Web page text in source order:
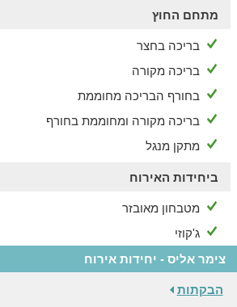
מתחם החוץ
בריכה בחצר
בריכה מקורה
בחורף הבריכה מחוממת
בריכה מקורה ומחוממת בחורף
מתקן מנגל
ביחידות האירוח
מטבחון מאובזר
ג'קוזי
צימר אליס - יחידות אירוח
הבקתות